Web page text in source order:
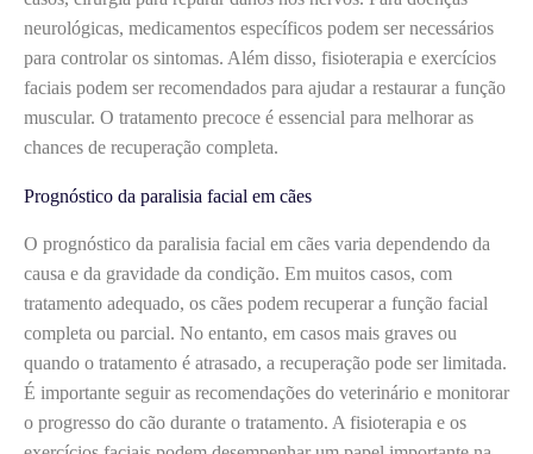
neurológicas, medicamentos específicos podem ser necessários
para controlar os sintomas. Além disso, fisioterapia e exercícios
faciais podem ser recomendados para ajudar a restaurar a função
muscular. O tratamento precoce é essencial para melhorar as
chances de recuperação completa.
Prognóstico da paralisia facial em cães
O prognóstico da paralisia facial em cães varia dependendo da
causa e da gravidade da condição. Em muitos casos, com
tratamento adequado, os cães podem recuperar a função facial
completa ou parcial. No entanto, em casos mais graves ou
quando o tratamento é atrasado, a recuperação pode ser limitada.
É importante seguir as recomendações do veterinário e monitorar
o progresso do cão durante o tratamento. A fisioterapia e os